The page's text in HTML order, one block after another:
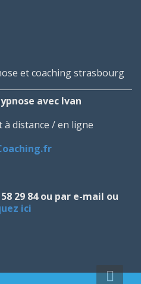
avec Ivan
à distance / en ligne
29 84 ou par e-mail ou
ici